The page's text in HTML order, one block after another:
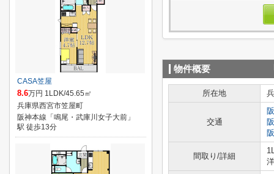
物件概要
所在地
交通
間取り/詳細
CASA笠屋
8.6万円 1LDK/45.65㎡
兵庫県西宮市笠屋町
阪神本線「鳴尾・武庫川女子大前」
駅 徒歩13分